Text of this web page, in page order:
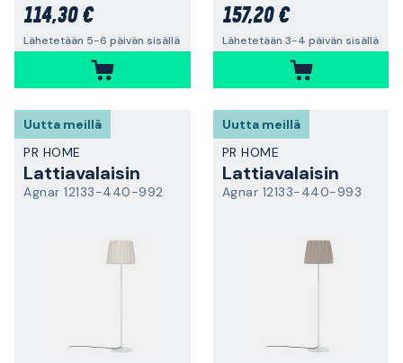
114,30 €
Lähetetään 5-6 päivän sisällä
157,20 €
Lähetetään 3-4 päivän sisällä
Uutta meillä
PR HOME
Lattiavalaisin
Agnar 12133-440-992
Uutta meillä
PR HOME
Lattiavalaisin
Agnar 12133-440-993